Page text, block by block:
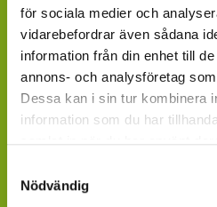
för sociala medier och
vidarebefordrar även sådana
information från din enhet till
annons- och analysföretag
Dessa kan i sin tur kombinera
information som du har
Nödvändig
LIVSMEDELSBUTIKER:
tillhandahåller ett väl utvalt
kan passa din stil nära dig.
geografiskt och beroende på
BLOMSTERBUTIKER: